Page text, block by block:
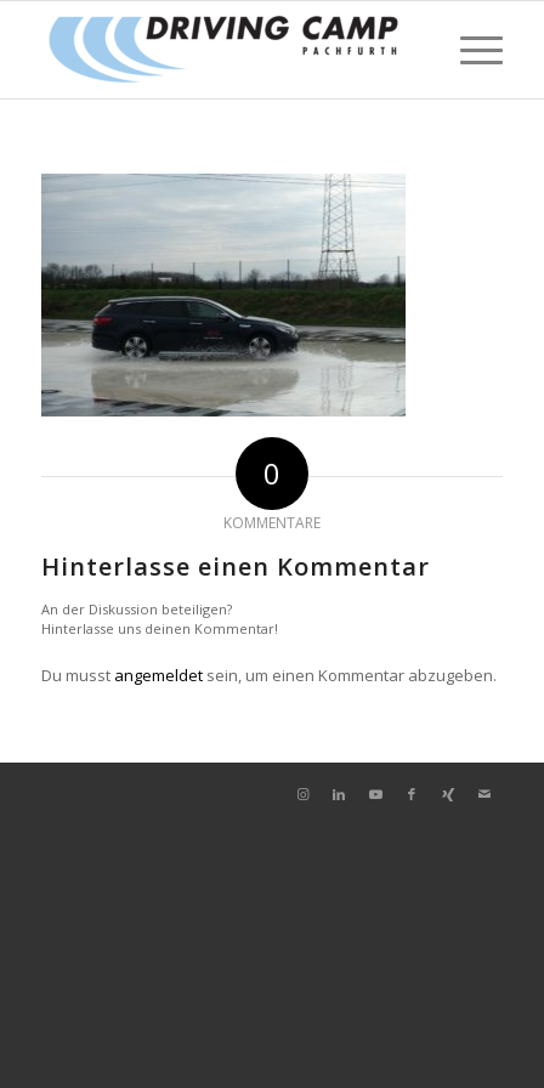
0
KOMMENTARE
Hinterlasse einen Kommentar
An der Diskussion beteiligen?
Hinterlasse uns deinen Kommentar!
Du musst angemeldetsein, um einen Kommentar abzugeben.